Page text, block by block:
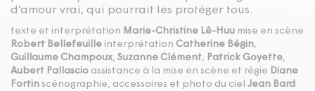
d’amour vrai, qui pourrait les protéger tous.
texte et interprétation Marie-Christine Lê-Huu mise en scène
Robert Bellefeuille interprétation Catherine Bégin,
Guillaume Champoux, Suzanne Clément, Patrick Goyette,
Aubert Pallascio assistance à la mise en scène et régie Diane
Fortin scénographie, accessoires et photo du ciel Jean Bard